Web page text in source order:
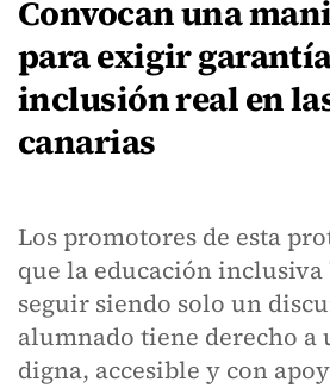
Convocan una
para exigir
inclusión real en
canarias
Los promotores de esta
que la educación inclusiva
seguir siendo solo un
alumnado tiene derecho a
digna, accesible y con